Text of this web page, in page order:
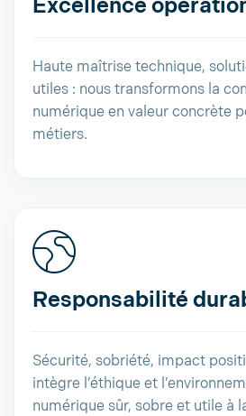
Excellence
Haute maîtrise technique,
utiles : nous transformons la
numérique en valeur concrète
métiers.
Responsabilité
Sécurité, sobriété, impact
intègre l’éthique et
numérique sûr, sobre et utile à